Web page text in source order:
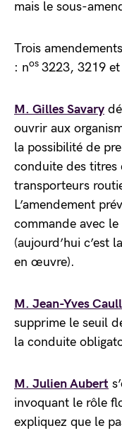
mais le sous-
Trois
: nos 3223, 3219
M. Gilles Savary
ouvrir aux
la possibilité de
conduite des
transporteurs
L’amendement
commande avec
(aujourd’hui c’est
en œuvre).
M. Jean-Yves
supprime le seuil
la conduite
M. Julien Aubert
invoquant le rôle
expliquez que le